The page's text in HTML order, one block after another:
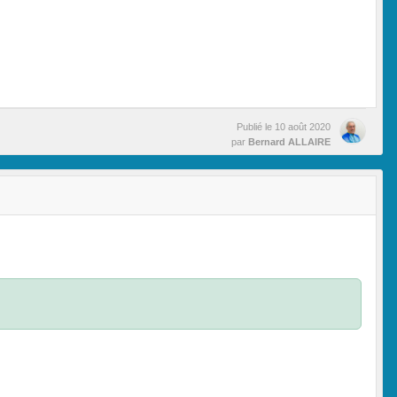
Publié le 10 août 2020
par Bernard ALLAIRE